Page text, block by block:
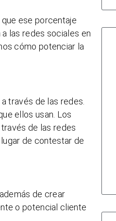
ese porcentaje
las redes sociales en
cómo potenciar la
a través de las redes.
ellos usan. Los
través de las redes
de contestar de
de crear
o potencial cliente